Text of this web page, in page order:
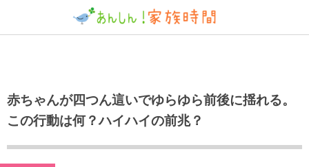
赤ちゃんが四つん這いでゆらゆら前後に揺れる。
この行動は何？ハイハイの前兆？